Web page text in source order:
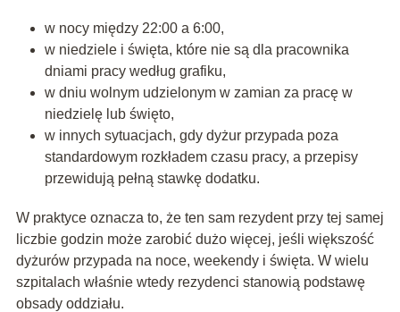
w nocy między 22:00 a 6:00,
w niedziele i święta, które nie są dla pracownika
dniami pracy według grafiku,
w dniu wolnym udzielonym w zamian za pracę w
niedzielę lub święto,
w innych sytuacjach, gdy dyżur przypada poza
standardowym rozkładem czasu pracy, a przepisy
przewidują pełną stawkę dodatku.
W praktyce oznacza to, że ten sam rezydent przy tej samej
liczbie godzin może zarobić dużo więcej, jeśli większość
dyżurów przypada na noce, weekendy i święta. W wielu
szpitalach właśnie wtedy rezydenci stanowią podstawę
obsady oddziału.